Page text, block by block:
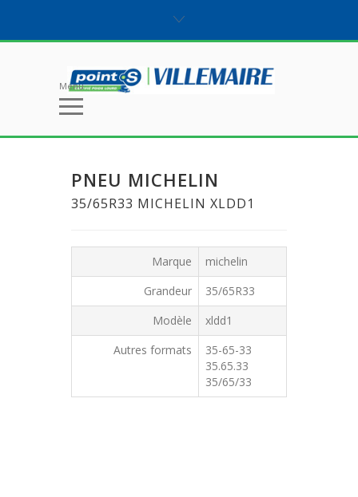
Menu
PNEU MICHELIN
35/65R33 MICHELIN XLDD1
Marque
michelin
Grandeur
35/65R33
Modèle
xldd1
Autres formats
35-65-33
35.65.33
35/65/33